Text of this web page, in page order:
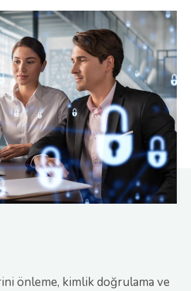
önleme, kimlik doğrulama ve